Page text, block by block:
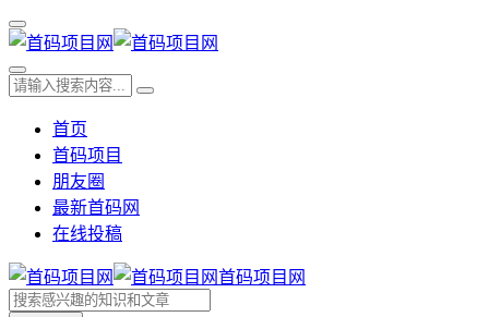
首页
首码项目
朋友圈
最新首码网
在线投稿
首码项目网